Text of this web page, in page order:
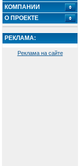
КОМПАНИИ
О ПРОЕКТЕ
РЕКЛАМА:
Реклама на сайте